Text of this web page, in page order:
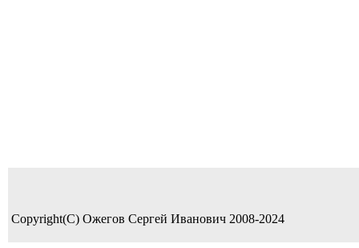
Copyright(C) Ожегов Сергей Иванович 2008-2024